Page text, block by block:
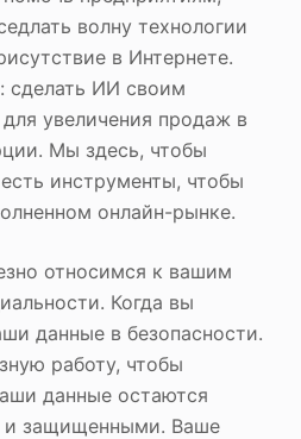
волну технологии
в Интернете.
сделать ИИ своим
увеличения продаж в
Мы здесь, чтобы
инструменты, чтобы
онлайн-рынке.
относимся к вашим
Когда вы
данные в безопасности.
работу, чтобы
данные остаются
и защищенными. Ваше